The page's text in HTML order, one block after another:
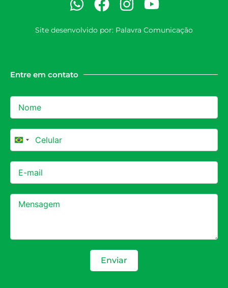
Site desenvolvido por: Palavra Comunicação
Entre em contato
Brazil +55
Enviar